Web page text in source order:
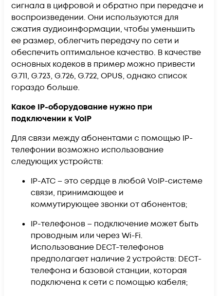
сигнала в цифровой и обратно при передаче и
воспроизведении. Они используются для
сжатия аудиоинформации, чтобы уменьшить
ее размер, облегчить передачу по сети и
обеспечить оптимальное качество. В качестве
основных кодеков в пример можно привести
G.711, G.723, G.726, G.722, OPUS, однако список
гораздо больше.
Какое IP-оборудование нужно при
подключении к VoIP
Для связи между абонентами с помощью IP-
телефонии возможно использование
следующих устройств:
IP-АТС – это сердце в любой VoIP-системе
связи, принимающее и
коммутирующее звонки от абонентов;
IP-телефонов – подключение может быть
проводным или через Wi-Fi.
Использование DECT-телефонов
предполагает наличие 2 устройств: DECT-
телефона и базовой станции, которая
подключена к сети с помощью кабеля;